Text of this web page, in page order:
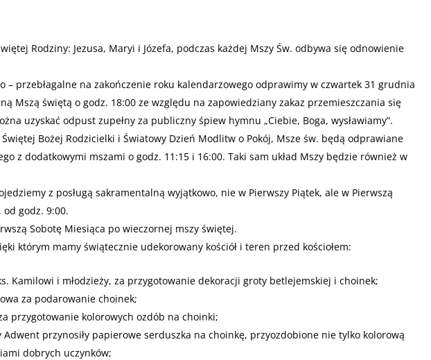
Rodziny: Jezusa, Maryi i Józefa, podczas każdej Mszy Św. odbywa się odnowienie
– przebłagalne na zakończenie roku kalendarzowego odprawimy w czwartek 31 grudnia
Mszą świętą o godz. 18:00 ze względu na zapowiedziany zakaz przemieszczania się
uzyskać odpust zupełny za publiczny śpiew hymnu „Ciebie, Boga, wysławiamy”.
Bożej Rodzicielki i Światowy Dzień Modlitw o Pokój, Msze św. będą odprawiane
z dodatkowymi mszami o godz. 11:15 i 16:00. Taki sam układ Mszy będzie również w
z posługą sakramentalną wyjątkowo, nie w Pierwszy Piątek, ale w Pierwszą
godz. 9:00.
Sobotę Miesiąca po wieczornej mszy świętej.
którym mamy świątecznie udekorowany kościół i teren przed kościołem:
Kamilowi i młodzieży, za przygotowanie dekoracji groty betlejemskiej i choinek;
za podarowanie choinek;
przygotowanie kolorowych ozdób na choinki;
Adwent przynosiły papierowe serduszka na choinkę, przyozdobione nie tylko kolorową
dobrych uczynków;